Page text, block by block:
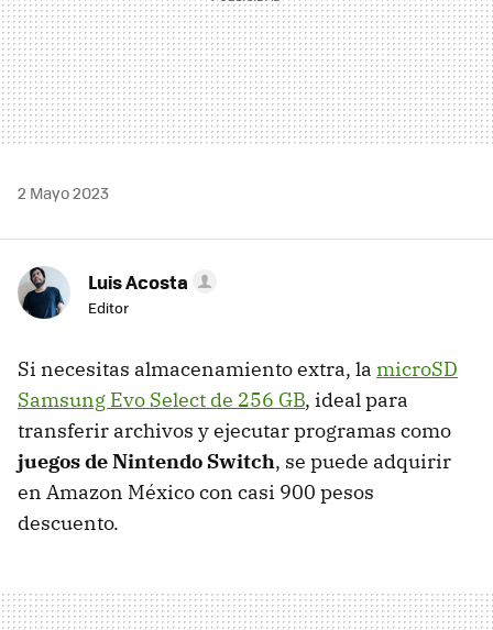
2 Mayo 2023
Luis Acosta
Editor
Si necesitas almacenamiento extra, la microSD
Samsung Evo Select de 256 GB, ideal para
transferir archivos y ejecutar programas como
juegos de Nintendo Switch, se puede adquirir
en Amazon México con casi 900 pesos
descuento.